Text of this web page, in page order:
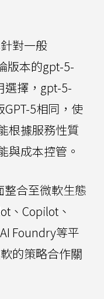
對一般
版本的gpt-5-
選擇，gpt-5-
5相同，使
根據服務性質
與成本控管。
整合至微軟生態
、Copilot、
Foundry等平
的策略合作關